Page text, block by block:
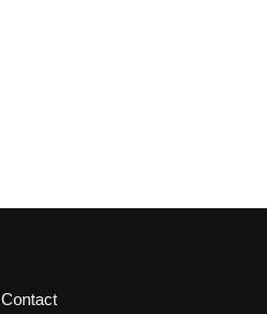
Contact